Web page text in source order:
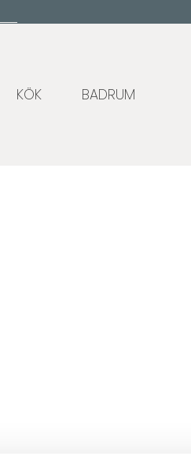
KÖK BADRUM